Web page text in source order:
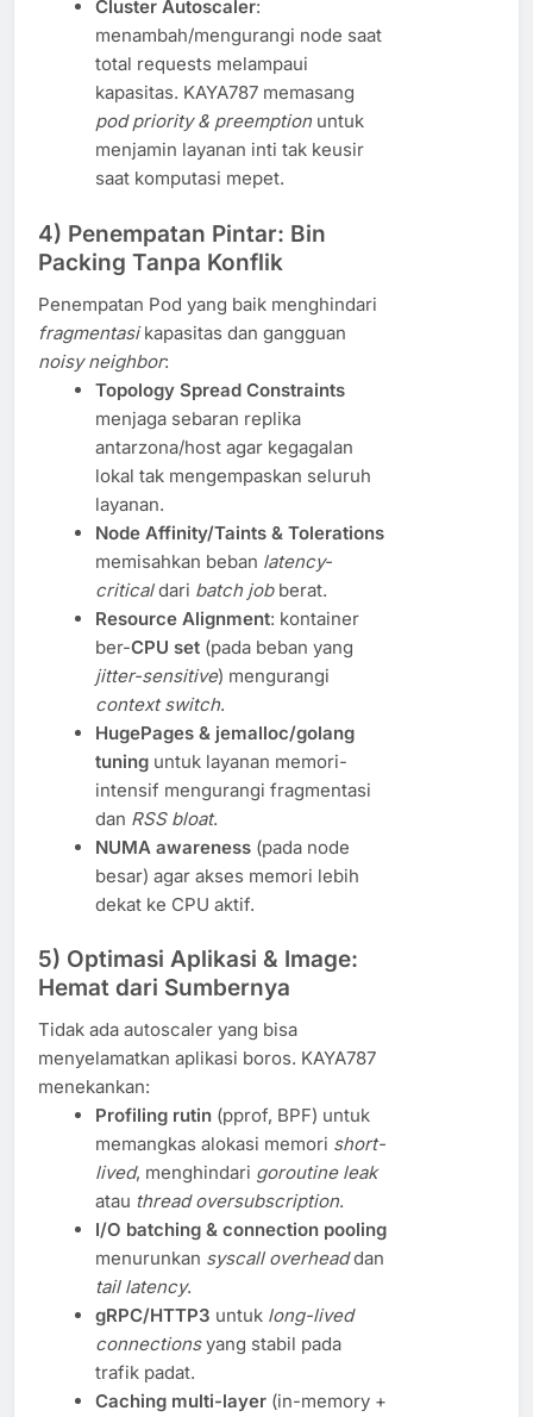
Cluster Autoscaler:
menambah/mengurangi node saat
total requests melampaui
kapasitas. KAYA787 memasang
pod priority & preemptionuntuk
menjamin layanan inti tak keusir
saat komputasi mepet.
4) Penempatan Pintar: Bin
Packing Tanpa Konflik
Penempatan Pod yang baik menghindari
fragmentasikapasitas dan gangguan
noisy neighbor:
Topology Spread Constraints
menjaga sebaran replika
antarzona/host agar kegagalan
lokal tak mengempaskan seluruh
layanan.
Node Affinity/Taints & Tolerations
memisahkan beban latency-
criticaldari batch jobberat.
Resource Alignment: kontainer
ber-CPU set(pada beban yang
jitter-sensitive) mengurangi
context switch.
HugePages & jemalloc/golang
tuninguntuk layanan memori-
intensif mengurangi fragmentasi
dan RSS bloat.
NUMA awareness(pada node
besar) agar akses memori lebih
dekat ke CPU aktif.
5) Optimasi Aplikasi & Image:
Hemat dari Sumbernya
Tidak ada autoscaler yang bisa
menyelamatkan aplikasi boros. KAYA787
menekankan:
Profiling rutin(pprof, BPF) untuk
memangkas alokasi memori short-
lived, menghindari goroutine leak
atau thread oversubscription.
I/O batching & connection pooling
menurunkan syscall overheaddan
tail latency.
gRPC/HTTP3 untuk long-lived
connectionsyang stabil pada
trafik padat.
Caching multi-layer(in-memory +